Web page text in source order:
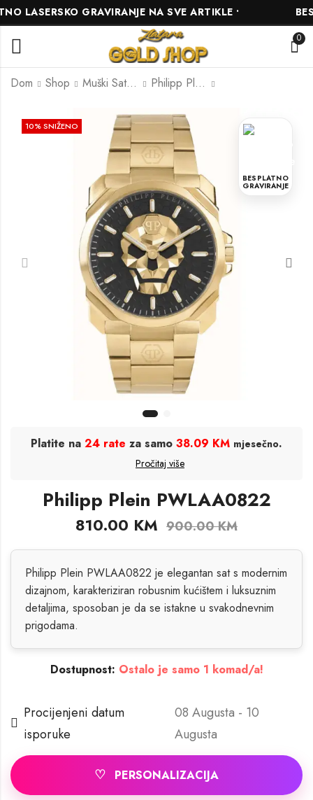
GRAVIRANJE NA SVE ARTIKLE •
0
Dom Shop Muški Satovi Philipp Plein
ES1L295M0065
260.00 KM
Esprit ES1L174L0015
10% SNIŽENO
BESPLATNO
GRAVIRANJE
Platite na 24 rate za samo 38.09 KM mjesečno.
Pročitaj više
Philipp Plein PWLAA0822
810.00 KM 900.00KM
Philipp Plein PWLAA0822 je elegantan sat s modernim
dizajnom, karakteriziran robusnim kućištem i luksuznim
detaljima, sposoban je da se istakne u svakodnevnim
prigodama.
Dostupnost: Ostalo je samo 1 komad/a!
Procijenjeni datum
isporuke
08 Augusta - 10
Augusta
♡ PERSONALIZACIJA